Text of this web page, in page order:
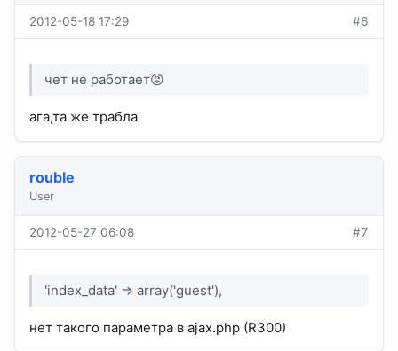
2012-05-18 17:29 #6
чет не работает😡
ага,та же трабла
rouble
User
2012-05-27 06:08 #7
'index_data' => array('guest'),
нет такого параметра в ajax.php (R300)